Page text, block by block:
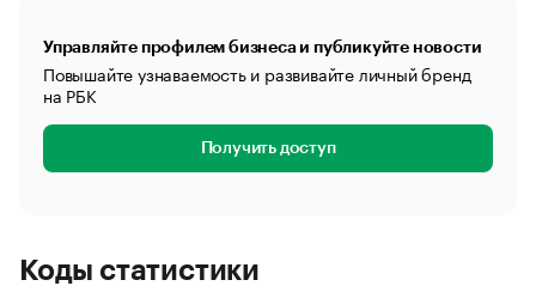
Управляйте профилем бизнеса и публикуйте новости
Повышайте узнаваемость и развивайте личный бренд
на РБК
Получить доступ
Коды статистики